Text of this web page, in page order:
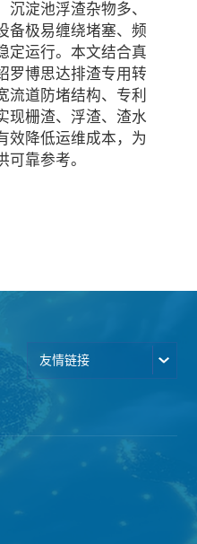
淀池浮渣杂物多、
备极易缠绕堵塞、频
定运行。本文结合真
罗博思达排渣专用转
流道防堵结构、专利
现栅渣、浮渣、渣水
效降低运维成本，为
可靠参考。
友情链接